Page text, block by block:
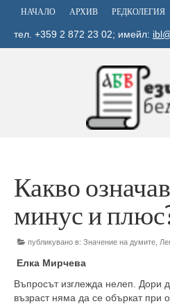
НАЧАЛО АРХИВ РЕДКОЛЕГИЯ
тел. +359 2 872 23 02; имейл:
Какво
минус и
публикувано в: Значение на думите
Елка Мирчева
Въпросът изглежда нелеп. Дори
възраст няма да се объркат при